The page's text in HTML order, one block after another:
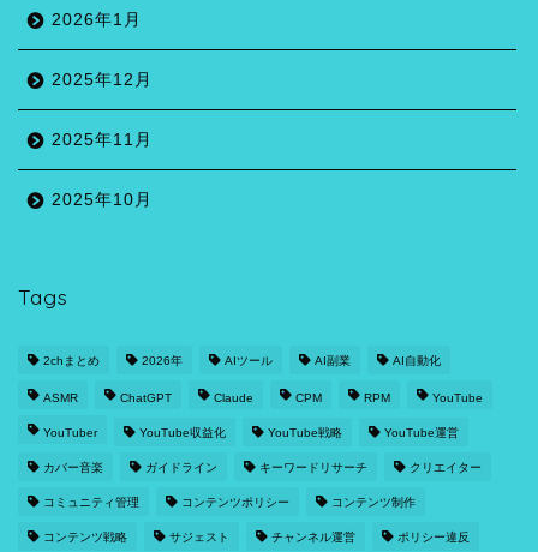
2026年1月
2025年12月
2025年11月
2025年10月
Tags
2chまとめ 2026年 AIツール AI副業 AI自動化
ASMR ChatGPT Claude CPM RPM YouTube
YouTuber YouTube収益化 YouTube戦略 YouTube運営
カバー音楽 ガイドライン キーワードリサーチ クリエイター
コミュニティ管理 コンテンツポリシー コンテンツ制作
コンテンツ戦略 サジェスト チャンネル運営 ポリシー違反